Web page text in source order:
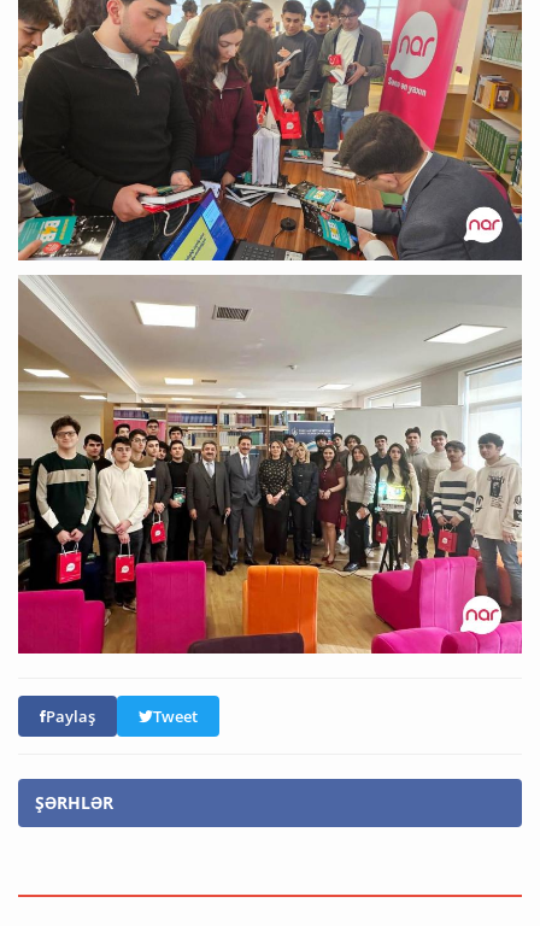
Paylaş Tweet
ŞƏRHLƏR